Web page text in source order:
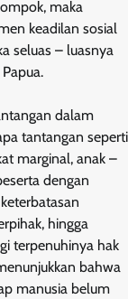
maka
keadilan sosial
seluas – luasnya
dalam
tantangan seperti
marginal, anak –
dengan
hingga
terpenuhinya hak
bahwa
manusia belum